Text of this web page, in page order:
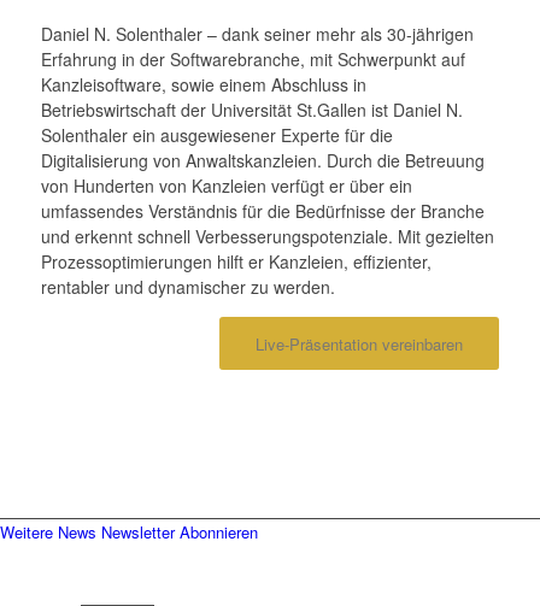
Daniel N. Solenthaler – dank seiner mehr als 30-jährigen
Erfahrung in der Softwarebranche, mit Schwerpunkt auf
Kanzleisoftware, sowie einem Abschluss in
Betriebswirtschaft der Universität St.Gallen ist Daniel N.
Solenthaler ein ausgewiesener Experte für die
Digitalisierung von Anwaltskanzleien. Durch die Betreuung
von Hunderten von Kanzleien verfügt er über ein
umfassendes Verständnis für die Bedürfnisse der Branche
und erkennt schnell Verbesserungspotenziale. Mit gezielten
Prozessoptimierungen hilft er Kanzleien, effizienter,
rentabler und dynamischer zu werden.
Live-Präsentation vereinbaren
Weitere News Newsletter Abonnieren